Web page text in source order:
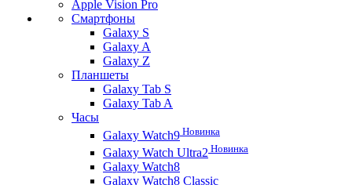
Apple Vision Pro
Смартфоны
Galaxy S
Galaxy A
Galaxy Z
Планшеты
Galaxy Tab S
Galaxy Tab A
Часы
Galaxy Watch9 Новинка
Galaxy Watch Ultra2 Новинка
Galaxy Watch8
Galaxy Watch8 Classic